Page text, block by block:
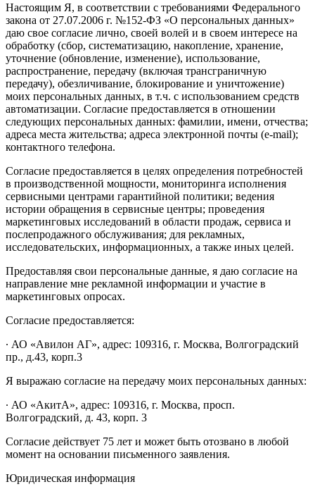
Настоящим Я, в соответствии с требованиями Федерального
закона от 27.07.2006 г. №152-ФЗ «О персональных данных»
даю свое согласие лично, своей волей и в своем интересе на
обработку (сбор, систематизацию, накопление, хранение,
уточнение (обновление, изменение), использование,
распространение, передачу (включая трансграничную
передачу), обезличивание, блокирование и уничтожение)
моих персональных данных, в т.ч. с использованием средств
автоматизации. Согласие предоставляется в отношении
следующих персональных данных: фамилии, имени, отчества;
адреса места жительства; адреса электронной почты (e-mail);
контактного телефона.
Согласие предоставляется в целях определения потребностей
в производственной мощности, мониторинга исполнения
сервисными центрами гарантийной политики; ведения
истории обращения в сервисные центры; проведения
маркетинговых исследований в области продаж, сервиса и
послепродажного обслуживания; для рекламных,
исследовательских, информационных, а также иных целей.
Предоставляя свои персональные данные, я даю согласие на
направление мне рекламной информации и участие в
маркетинговых опросах.
Согласие предоставляется:
∙ АО «Авилон АГ», адрес: 109316, г. Москва, Волгоградский
пр., д.43, корп.3
Я выражаю согласие на передачу моих персональных данных:
∙ АО «АкитА», адрес: 109316, г. Москва, просп.
Волгоградский, д. 43, корп. 3
Согласие действует 75 лет и может быть отозвано в любой
момент на основании письменного заявления.
Юридическая информация